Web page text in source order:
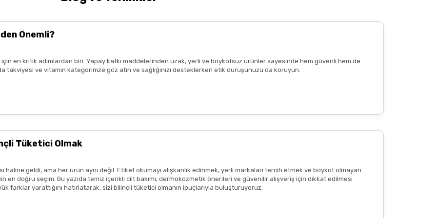
ederim boykot ürünleri
geldi,özenli paketlenmişti.
en yakın sağlık kuruluşuna
ışık ve nemden uzak bir ortamda saklayınız.
tavsiyesinin yerini tutmaz.
önce ürünün küçük bir bölgede test edilmesi, olasıalerjik reaksiyonveyaciltte kızarıklıkolup olmadığının
ürün kullanımını durdurunuz ve bir uzmana başvurunuz.
uygun şekilde paylaşılmaktadır.
Önemli?
için en kritik adımlardan biri. Yapay katkı maddelerinden uzak, yerli ve boykotsuz ürünler sayesinde hem güvenli hem de
takviyesi ve vitamin kategorimze göz atın ve sağlığınızı desteklerken etik duruşunuzu da koruyun.
Tüketici Olmak
haline geldi, ama her ürün aynı değil. Etiket okumayı alışkanlık edinmek, yerli markaları tercih etmek ve boykot olmayan
en doğru seçim. Bu yazıda temiz içerikli cilt bakımı, dermokozmetik önerileri ve güvenilir alışveriş için dikkat edilmesi
farklar yarattığını hatırlatarak, sizi bilinçli tüketici olmanın ipuçlarıyla buluşturuyoruz.